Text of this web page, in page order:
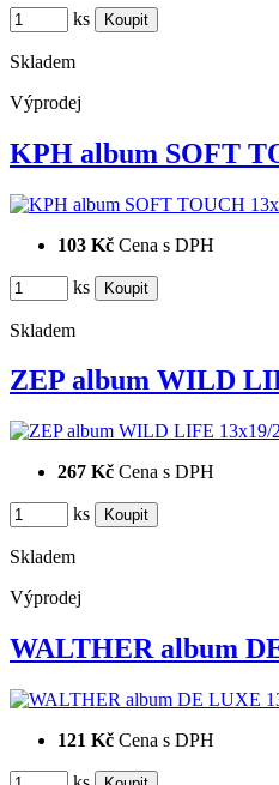
ks
Skladem
Výprodej
KPH album SOFT
103 Kč Cena s DPH
ks
Skladem
ZEP album WILD
267 Kč Cena s DPH
ks
Skladem
Výprodej
WALTHER album
121 Kč Cena s DPH